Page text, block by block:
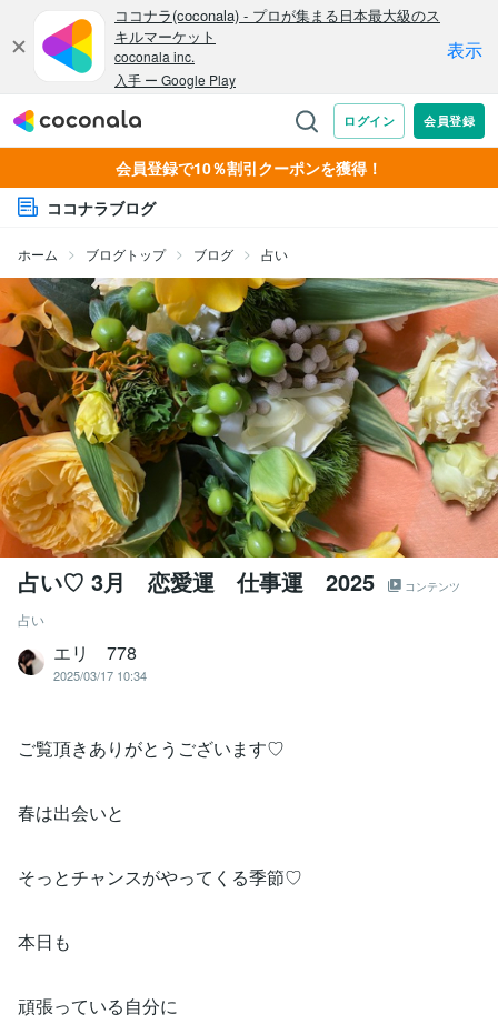
会員登録で10％割引クーポンを獲得！
ココナラブログ
ホーム ブログトップ ブログ 占い
占い♡ 3月 恋愛運 仕事運 2025 コンテンツ
占い
エリ 778
2025/03/17 10:34
ご覧頂きありがとうございます♡
春は出会いと
そっとチャンスがやってくる季節♡
本日も
頑張っている自分に